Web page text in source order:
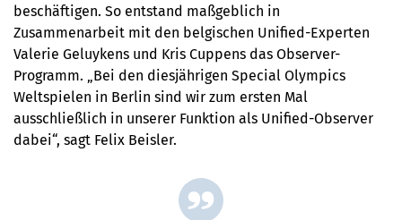
beschäftigen. So entstand maßgeblich in
Zusammenarbeit mit den belgischen Unified-Experten
Valerie Geluykens und Kris Cuppens das Observer-
Programm. „Bei den diesjährigen Special Olympics
Weltspielen in Berlin sind wir zum ersten Mal
ausschließlich in unserer Funktion als Unified-Observer
dabei“, sagt Felix Beisler.